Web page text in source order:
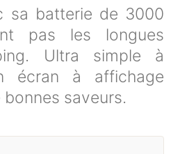
sa batterie de 3000
pas les longues
Ultra simple à
écran à affichage
saveurs.